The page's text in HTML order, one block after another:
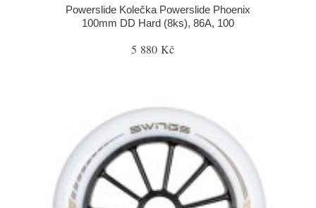
Powerslide Kolečka Powerslide Phoenix
100mm DD Hard (8ks), 86A, 100
5 880 Kč